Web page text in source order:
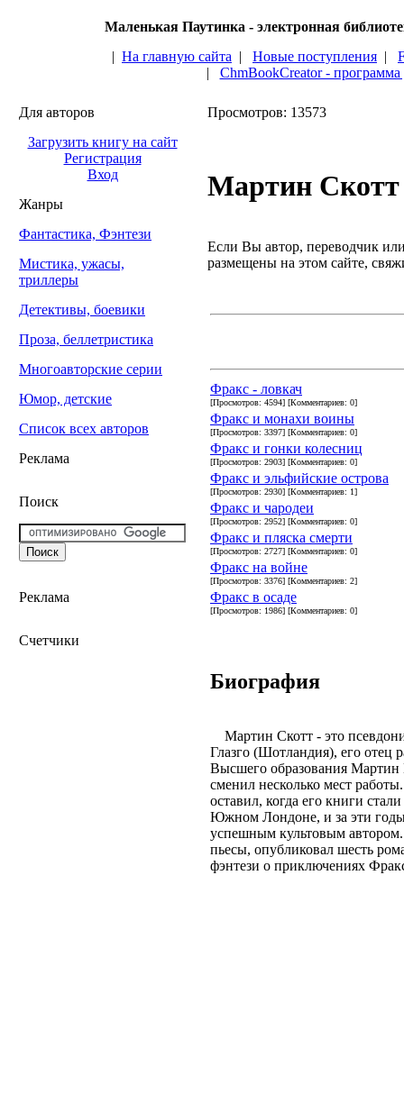
Маленькая Паутинка - электронная
| На главную сайта | Новые поступления |
| ChmBookCreator -
Для авторов
Загрузить книгу на сайт
Регистрация
Вход
Жанры
Фантастика, Фэнтези
Мистика, ужасы,
триллеры
Детективы, боевики
Проза, беллетристика
Многоавторские серии
Юмор, детские
Список всех авторов
Реклама
Поиск
Реклама
Счетчики
Просмотров: 13573
Мартин Скотт
Если Вы автор, переводчик
размещены на этом сайте,
Фракс - ловкач
[Просмотров: 4594] [Комментариев: 0]
Фракс и монахи воины
[Просмотров: 3397] [Комментариев: 0]
Фракс и гонки колесниц
[Просмотров: 2903] [Комментариев: 0]
Фракс и эльфийские острова
[Просмотров: 2930] [Комментариев: 1]
Фракс и чародеи
[Просмотров: 2952] [Комментариев: 0]
Фракс и пляска смерти
[Просмотров: 2727] [Комментариев: 0]
Фракс на войне
[Просмотров: 3376] [Комментариев: 2]
Фракс в осаде
[Просмотров: 1986] [Комментариев: 0]
Биография
Мартин Скотт - это
Глазго (Шотландия), его отец
Высшего образования
сменил несколько мест
оставил, когда его книги
Южном Лондоне, и за эти годы
успешным культовым
пьесы, опубликовал шесть
фэнтези о приключениях